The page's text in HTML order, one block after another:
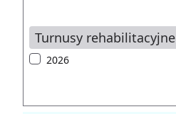
Turnusy rehabilitacyjne
2026